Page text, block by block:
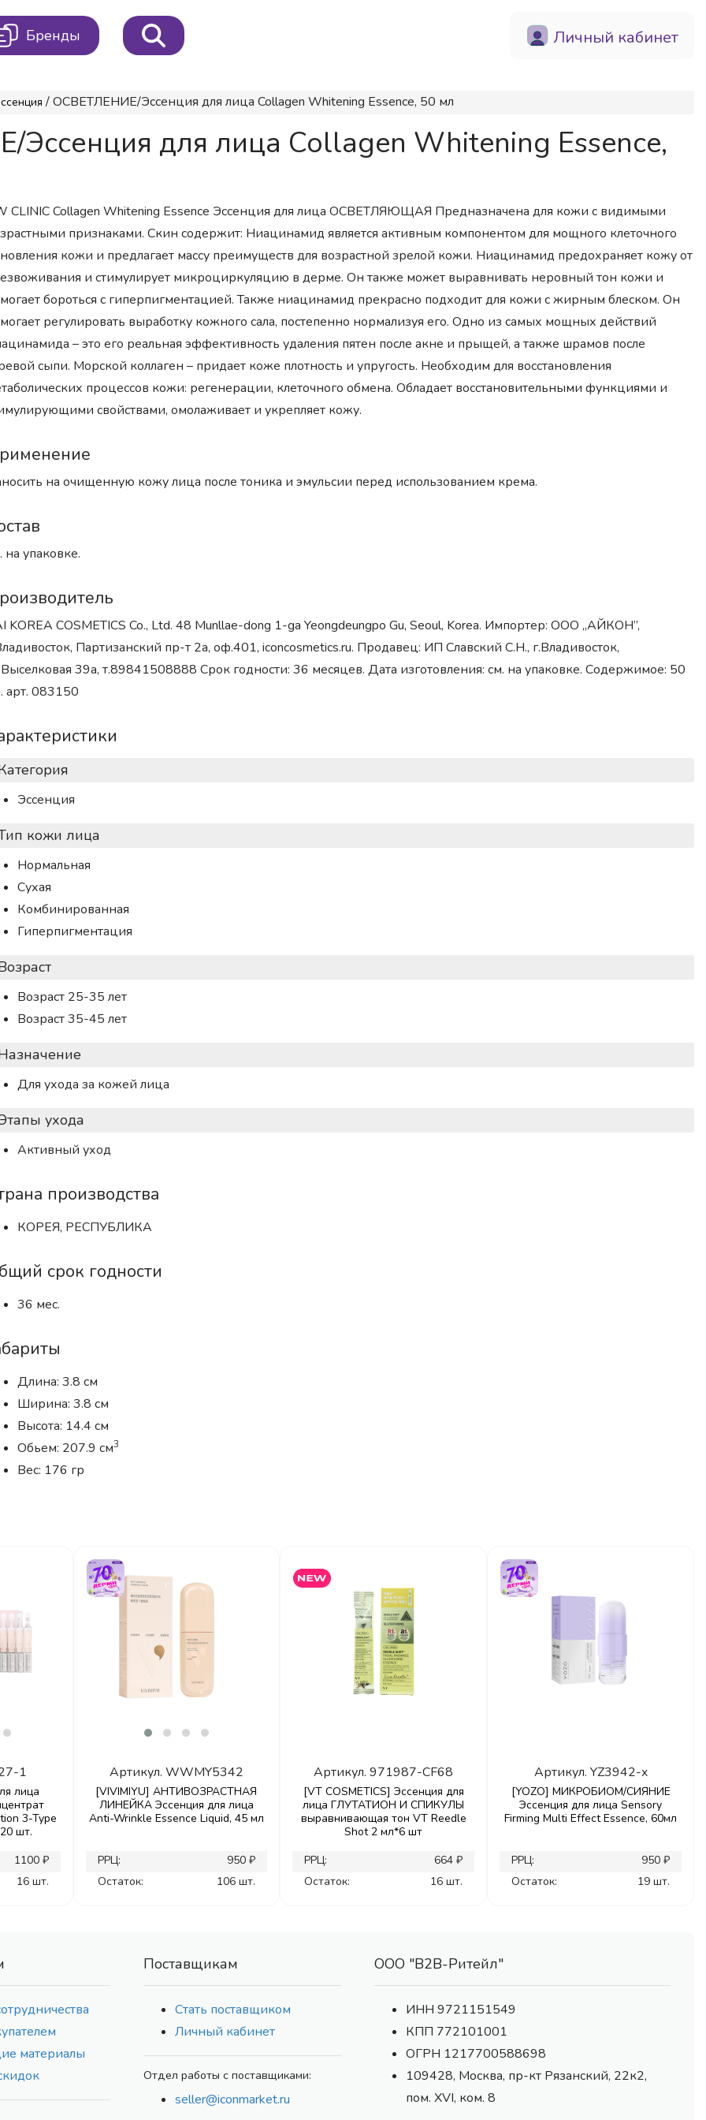
Бренды Личный кабинет
/ ОСВЕТЛЕНИЕ/Эссенция для лица Collagen Whitening Essence, 50 мл
для лица Collagen Whitening Essence,
CLINIC Collagen Whitening Essence Эссенция для лица ОСВЕТЛЯЮЩАЯ Предназначена для кожи с видимыми
признаками. Скин содержит: Ниацинамид является активным компонентом для мощного клеточного
кожи и предлагает массу преимуществ для возрастной зрелой кожи. Ниацинамид предохраняет кожу от
и стимулирует микроциркуляцию в дерме. Он также может выравнивать неровный тон кожи и
бороться с гиперпигментацией. Также ниацинамид прекрасно подходит для кожи с жирным блеском. Он
регулировать выработку кожного сала, постепенно нормализуя его. Одно из самых мощных действий
– это его реальная эффективность удаления пятен после акне и прыщей, а также шрамов после
сыпи. Морской коллаген – придает коже плотность и упругость. Необходим для восстановления
процессов кожи: регенерации, клеточного обмена. Обладает восстановительными функциями и
свойствами, омолаживает и укрепляет кожу.
на очищенную кожу лица после тоника и эмульсии перед использованием крема.
на упаковке.
KOREA COSMETICS Co., Ltd. 48 Munllae-dong 1-ga Yeongdeungpo Gu, Seoul, Korea. Импортер: ООО „АЙКОН”,
Партизанский пр-т 2а, оф.401, iconcosmetics.ru. Продавец: ИП Славский С.Н., г.Владивосток,
39а, т.89841508888 Срок годности: 36 месяцев. Дата изготовления: см. на упаковке. Содержимое: 50
арт. 083150
Эссенция
кожи лица
Нормальная
Сухая
Комбинированная
Гиперпигментация
Возраст 25-35 лет
Возраст 35-45 лет
Для ухода за кожей лица
ухода
Активный уход
производства
КОРЕЯ, РЕСПУБЛИКА
срок годности
36 мес.
Длина: 3.8 см
Ширина: 3.8 см
Высота: 14.4 см
Обьем: 207.9 см3
Вес: 176 гр
1
лица
3-Type
шт.
1100 ₽
16 шт.
Артикул. WWMY5342
[VIVIMIYU] АНТИВОЗРАСТНАЯ
ЛИНЕЙКА Эссенция для лица
Anti-Wrinkle Essence Liquid, 45 мл
РРЦ:
950 ₽
Остаток:
106 шт.
Артикул.971987-CF68
[VT COSMETICS] Эссенция для
лица ГЛУТАТИОН И СПИКУЛЫ
выравнивающая тон VT Reedle
Shot 2 мл*6 шт
РРЦ:
664 ₽
Остаток:
16 шт.
Артикул. YZ3942-x
[YOZO] МИКРОБИОМ/СИЯНИЕ
Эссенция для лица Sensory
Firming Multi Effect Essence, 60мл
РРЦ:
950 ₽
Остаток:
19 шт.
материалы
Поставщикам
Стать поставщиком
Личный кабинет
Отдел работы с поставщиками:
seller@iconmarket.ru
ООО "В2В-Ритейл"
ИНН 9721151549
КПП 772101001
ОГРН 1217700588698
109428, Москва, пр-кт Рязанский, 22к2,
пом. XVI, ком. 8